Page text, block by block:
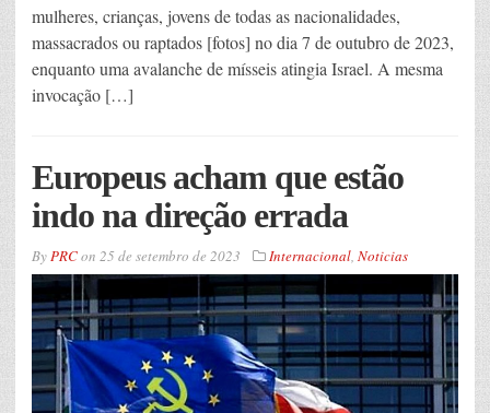
mulheres, crianças, jovens de todas as nacionalidades,
massacrados ou raptados [fotos] no dia 7 de outubro de 2023,
enquanto uma avalanche de mísseis atingia Israel. A mesma
invocação […]
Europeus acham que estão
indo na direção errada
ByPRCon 25 de setembro de 2023 Internacional, Noticias